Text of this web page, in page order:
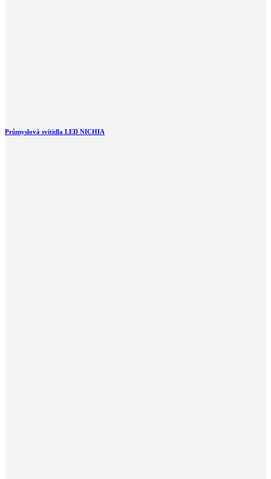
Průmyslová svítidla LED NICHIA